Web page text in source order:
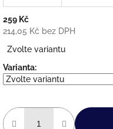
259 Kč
214,05 Kč bez DPH
cena:
Zvolte variantu
Varianta: